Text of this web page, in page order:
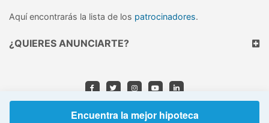
Encuentra la mejor hipoteca
Aquí encontrarás la lista de los patrocinadores.
¿QUIERES ANUNCIARTE?